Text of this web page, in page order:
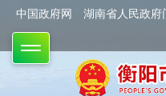
中国政府网 湖南省人民政府
TOGGLE